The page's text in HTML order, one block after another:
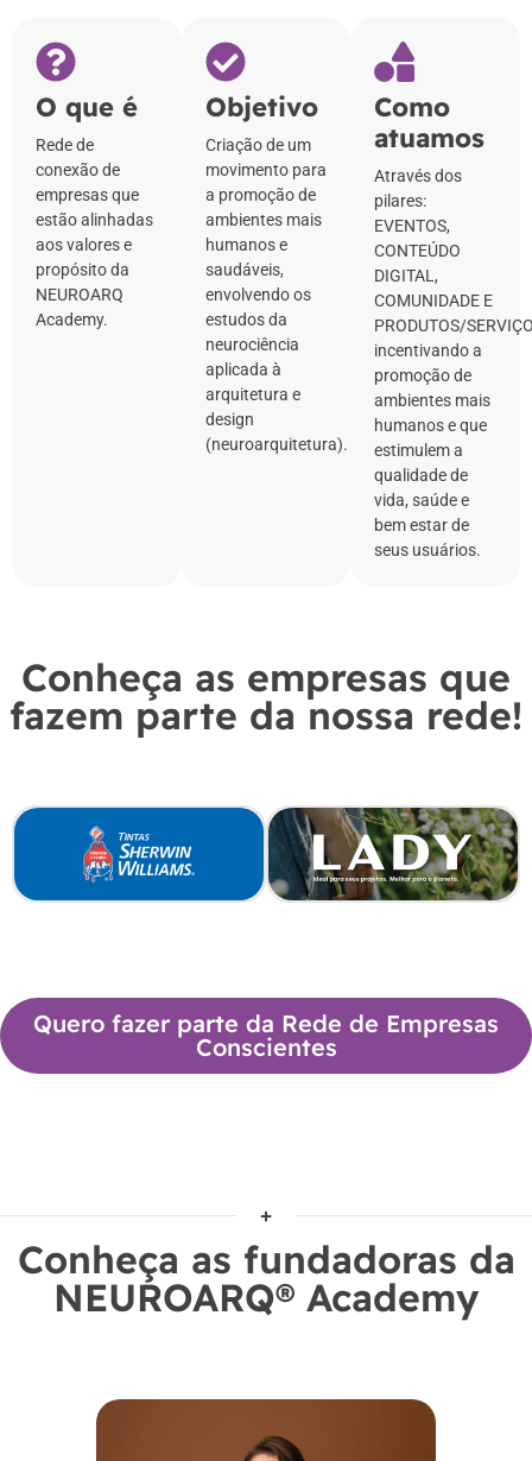
O que é
Rede de
conexão de
empresas que
estão alinhadas
aos valores e
propósito da
NEUROARQ
Academy.
Objetivo
Criação de um
movimento para
a promoção de
ambientes mais
humanos e
saudáveis,
envolvendo os
estudos da
neurociência
aplicada à
arquitetura e
design
(neuroarquitetura).
Como
atuamos
Através dos
pilares:
EVENTOS,
CONTEÚDO
DIGITAL,
COMUNIDADE E
PRODUTOS/
incentivando a
promoção de
ambientes mais
humanos e que
estimulem a
qualidade de
vida, saúde e
bem estar de
seus usuários.
Conheça as empresas que
fazem parte da nossa rede!
Quero fazer parte da Rede de Empresas
Conscientes
Conheça as fundadoras da
NEUROARQ® Academy